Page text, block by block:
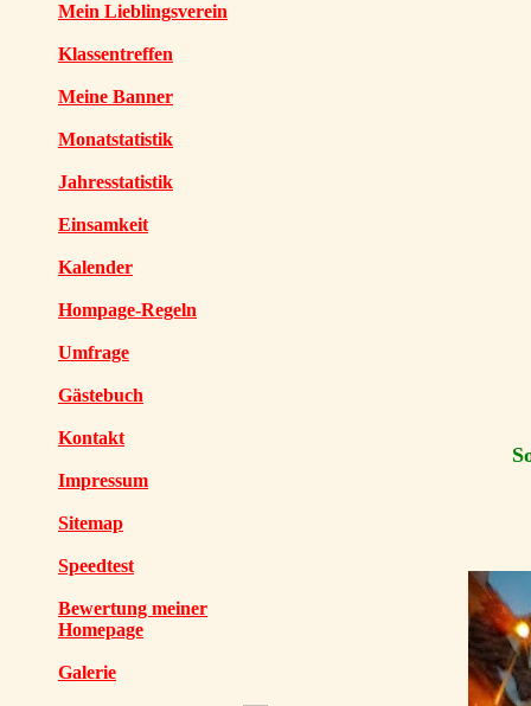
Mein Lieblingsverein
Klassentreffen
Meine Banner
Monatstatistik
Jahresstatistik
Einsamkeit
Kalender
Hompage-Regeln
Umfrage
Gästebuch
Kontakt
Impressum
Sitemap
Speedtest
Bewertung meiner
Homepage
Galerie